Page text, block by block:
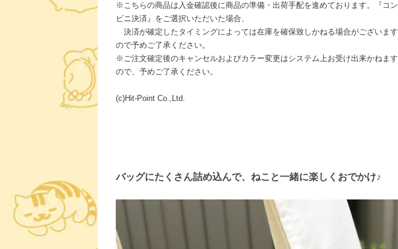
※こちらの商品は入金確認後に商品の準備・出荷手配を進めております。『コン
ビニ決済』をご選択いただいた場合、
決済が確定したタイミングによっては在庫を確保致しかねる場合がございます
ので予めご了承ください。
※ご注文確定後のキャンセルおよびカラー変更はシステム上お受け出来かねます
ので、予めご了承ください。
(c)Hit-Point Co.,Ltd.
バッグにたくさん詰め込んで、ねこと一緒に楽しくおでかけ♪